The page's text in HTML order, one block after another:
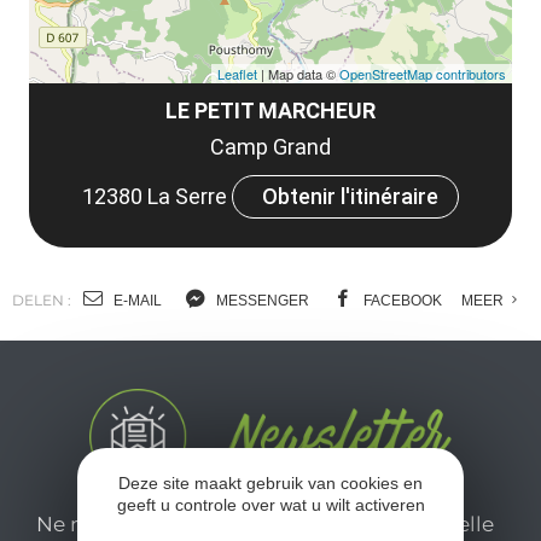
LE PETIT MARCHEUR
Camp Grand
12380 La Serre
Obtenir l'itinéraire
Leaflet | Map data ©OpenStreetMap contributors
DELEN : E-MAIL MESSENGER FACEBOOK MEER
Ne manquez pas notre newsletter mensuelle
Deze site maakt gebruik van cookies en
geeft u controle over wat u wilt activeren